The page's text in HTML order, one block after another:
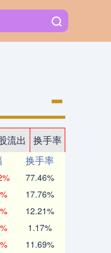
流出
换手率
换手率
77.46%
17.76%
12.21%
1.17%
11.69%